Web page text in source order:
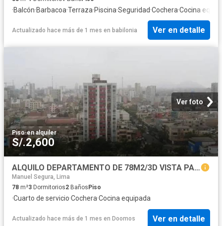
·Balcón·Barbacoa·Terraza·Piscina·Seguridad·Cochera·Cocina
Actualizado hace más de 1 mes en babilonia Ver en detalle
Ver foto
Piso·en alquiler
S/.2,600
ALQUILO DEPARTAMENTO DE 78M2/3D VISTA PANORAMICA EN ZONA CENTRICA LINCE
Manuel Segura, Lima
78 m²3 Dormitorios2 Baños Piso
·Cuarto de servicio·Cochera·Cocina equipada
Actualizado hace más de 1 mes en Doomos Ver en detalle